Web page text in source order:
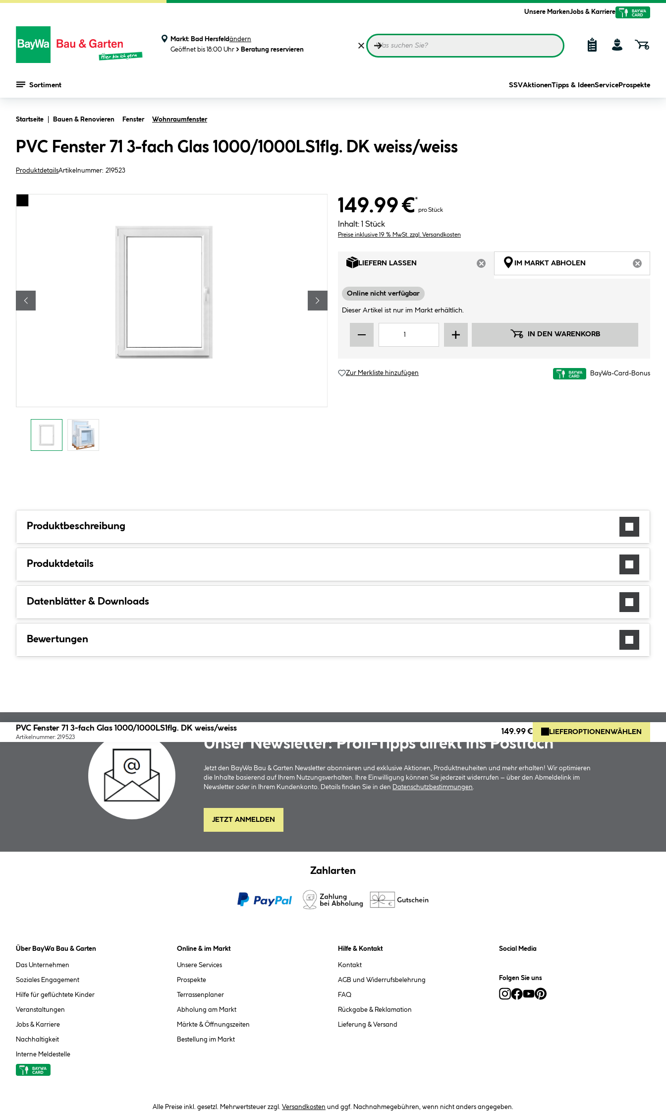
Unsere MarkenJobs & Karriere
Markt: Bad Hersfeldändern
Geöffnet bis 18:00 Uhr
Beratung reservieren
Sortiment SSVAktionenTipps & IdeenService Prospekte
Startseite Bauen & Renovieren Fenster Wohnraumfenster
PVC Fenster 71 3-fach Glas 1000/1000LS1flg. DK weiss/weiss
ProduktdetailsArtikelnummer: 219523
149.99 €*
pro Stück
Inhalt: 1 Stück
Preise inklusive 19 % MwSt. zzgl. Versandkosten
LIEFERN LASSEN
ARTIKEL NICHT VERFÜGBAR
IM MARKT ABHOLEN
Online nicht verfügbar
Dieser Artikel ist nur im Markt erhältlich.
IN DEN WARENKORB
Zur Merkliste hinzufügen BayWa-Card-Bonus
Produktbeschreibung
Produktdetails
Datenblätter & Downloads
Bewertungen
PVC Fenster 71 3-fach Glas 1000/1000LS1flg. DK weiss/weiss
Artikelnummer: 219523
149.99 € LIEFEROPTIONEN WÄHLEN
Unser Newsletter: Profi-Tipps direkt ins Postfach
Jetzt den BayWa Bau & Garten Newsletter abonnieren und exklusive Aktionen, Produktneuheiten und mehr erhalten! Wir optimieren
die Inhalte basierend auf Ihrem Nutzungsverhalten. Ihre Einwilligung können Sie jederzeit widerrufen – über den Abmeldelink im
Newsletter oder in Ihrem Kundenkonto. Details finden Sie in den
Datenschutzbestimmungen
JETZT ANMELDEN
Zahlarten
Über BayWa Bau & Garten
Das Unternehmen
Soziales Engagement
Hilfe für geflüchtete Kinder
Veranstaltungen
Jobs & Karriere
Nachhaltigkeit
Interne Meldestelle
Online & im Markt
Unsere Services
Prospekte
Terrassenplaner
Abholung am Markt
Märkte & Öffnungszeiten
Bestellung im Markt
Hilfe & Kontakt
Kontakt
AGB und Widerrufsbelehrung
FAQ
Rückgabe & Reklamation
Lieferung & Versand
Social Media
Folgen Sie uns
Alle Preise inkl. gesetzl. Mehrwertsteuer zzgl. Versandkosten und ggf. Nachnahmegebühren, wenn nicht anders angegeben.